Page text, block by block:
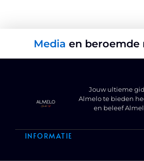
Media en beroemde
Jouw ultieme
Almelo te bieden
en beleef
INFORMATIE